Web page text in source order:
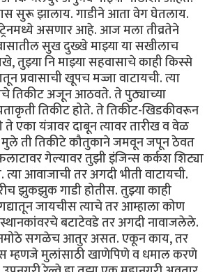
सुरू झालाय. गाडीने आता वेग घेतलाय.
असणार आहे. आज मला तीव्रतेने
सुख दुख्खे माझ्या या सखीलाच
तुझ्या नि माझ्या सहवासाचे काही किस्से
प्रवासाची खूपच मज्जा वाटायची. त्या
तिकीट अजून आठवते. ते पुठ्याच्या
तिकीट होते. ते तिकीट-खिडकीवरून
एका यंत्रावर दाबून त्यावर तारीख व वेळ
ती तिकीटे कौतुकाने जमवून जपून ठेवत
गेल्यावर तुझी इंजिन्स कर्कश शिट्या
आवाजाची तर अगदी भीती वाटायची.
झुकझुक गाडी होतीस. तुझ्या काही
जायचीस त्याचे तर आम्हाला कोण
बटाटेवडे तर अगदी नावाजलेले.
सगळेच आतुर असत. एकून काय, तर
म्हणजे मुलांसाठी खाणेपिणे व धमाल करणे